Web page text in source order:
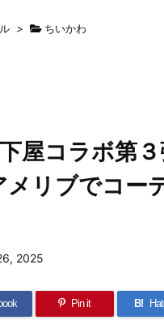
> ちいかわ
屋コラボ第
メリブでコー
2025
Pin it B!